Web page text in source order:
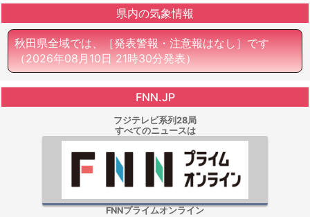
県内の気象情報
秋田県全域では、［発表警報・注意報はなし］です
（2026年08月10日 21時30分発表）
FNN.JP
フジテレビ系列28局
すべてのニュースは
FNNプライムオンライン